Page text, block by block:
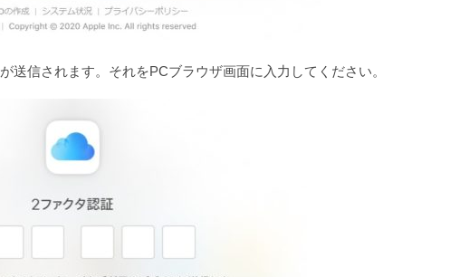
が送信されます。それをPCブラウザ画面に入力してください。